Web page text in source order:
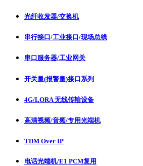
光纤收发器/交换机
串行接口/工业接口/现场总线
串口服务器/工业网关
开关量(报警量)接口系列
4G/LORA 无线传输设备
高清视频/音频/专用光端机
TDM Over IP
电话光端机/E1 PCM复用